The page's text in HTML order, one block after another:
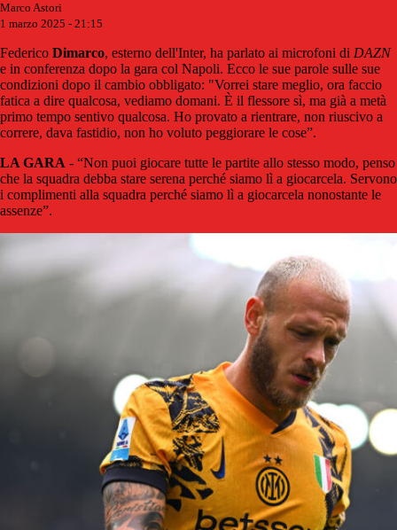
Marco Astori
1 marzo 2025 - 21:15
Federico Dimarco, esterno dell'Inter, ha parlato ai microfoni di DAZN
e in conferenza dopo la gara col Napoli. Ecco le sue parole sulle sue
condizioni dopo il cambio obbligato: "Vorrei stare meglio, ora faccio
fatica a dire qualcosa, vediamo domani. È il flessore sì, ma già a metà
primo tempo sentivo qualcosa. Ho provato a rientrare, non riuscivo a
correre, dava fastidio, non ho voluto peggiorare le cose”.
LA GARA - “Non puoi giocare tutte le partite allo stesso modo, penso
che la squadra debba stare serena perché siamo lì a giocarcela. Servono
i complimenti alla squadra perché siamo lì a giocarcela nonostante le
assenze”.